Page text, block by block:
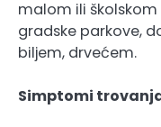
malom ili školskom
gradske parkove,
biljem, drvećem.
Simptomi